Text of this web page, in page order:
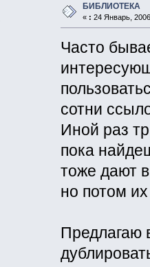
БИБЛИОТЕКА
« : 24 Январь,
Часто
сотни
Иной раз
пока
тоже дают
но потом
Предлагаю